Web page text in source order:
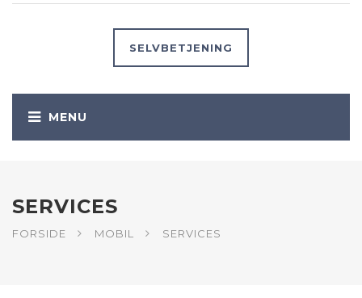
SELVBETJENING
SERVICES
FORSIDE MOBIL SERVICES